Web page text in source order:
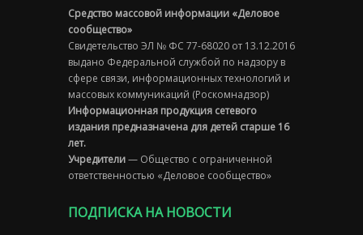
Средство массовой информации «Деловое
сообщество»
Свидетельство ЭЛ № ФС 77-68020 от 13.12.2016
выдано Федеральной службой по надзору в
сфере связи, информационных технологий и
массовых коммуникаций (Роскомнадзор)
Информационная продукция сетевого
издания предназначена для детей старше 16
лет.
Учредители— Общество с ограниченной
ответственностью «Деловое сообщество»
ПОДПИСКА НА НОВОСТИ